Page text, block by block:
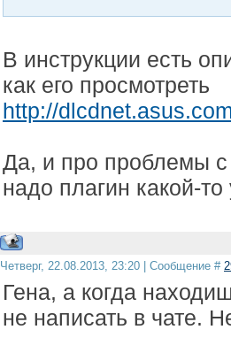
В инструкции есть
как его просмотреть
http://
Да, и про проблемы
надо плагин какой-то
Четверг, 22.08.2013, 23:20 | Сообщение #
Гена, а когда
не написать в чате.